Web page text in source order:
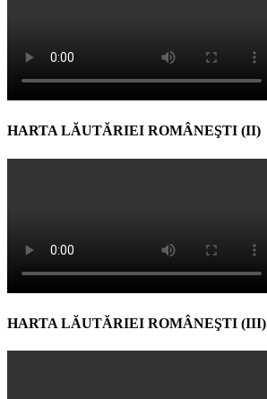
HARTA LĂUTĂRIEI ROMÂNEŞTI (II)
HARTA LĂUTĂRIEI ROMÂNEŞTI (III)